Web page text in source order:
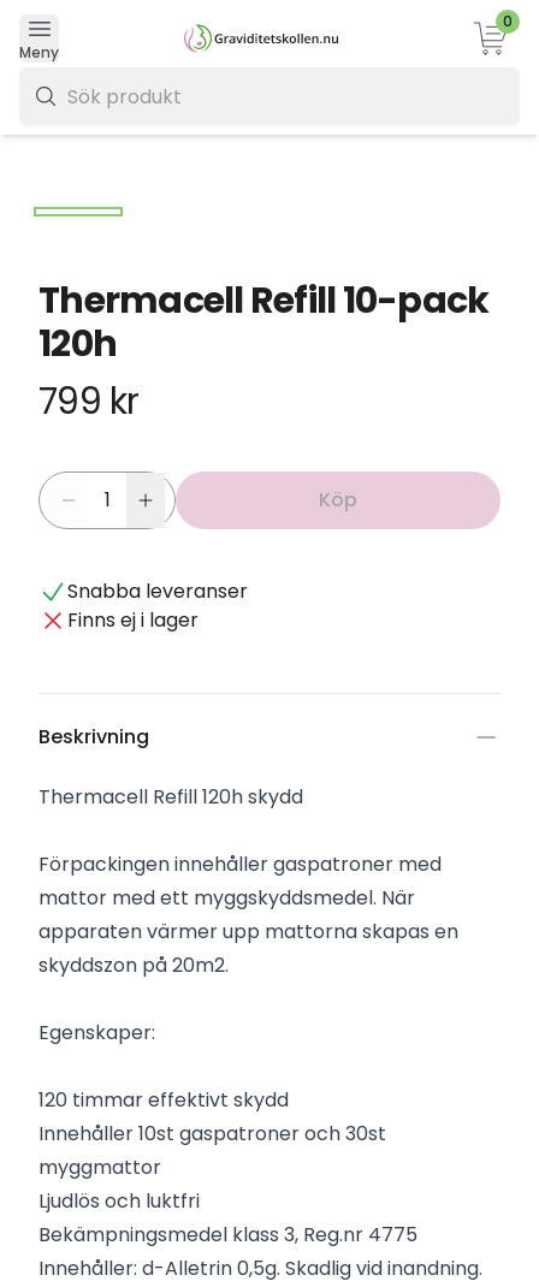
Meny
0
Thermacell Refill 10-pack
120h
799 kr
Köp
Snabba leveranser
Finns ej i lager
Beskrivning
Thermacell Refill 120h skydd
Förpackingen innehåller gaspatroner med
mattor med ett myggskyddsmedel. När
apparaten värmer upp mattorna skapas en
skyddszon på 20m2.
Egenskaper:
120 timmar effektivt skydd
Innehåller 10st gaspatroner och 30st
myggmattor
Ljudlös och luktfri
Bekämpningsmedel klass 3, Reg.nr 4775
Innehåller: d-Alletrin 0,5g. Skadlig vid inandning.